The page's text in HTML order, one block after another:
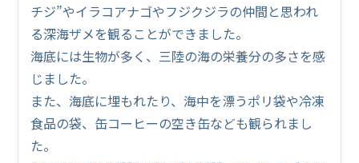
チジ”やイラコアナゴやフジクジラの仲間と思われ
る深海ザメを観ることができました。
海底には生物が多く、三陸の海の栄養分の多さを感
じました。
また、海底に埋もれたり、海中を漂うポリ袋や冷凍
食品の袋、缶コーヒーの空き缶なども観られまし
た。